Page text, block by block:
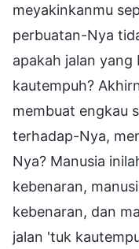
meyakinkanmu
perbuatan-Nya
apakah jalan
kautempuh?
membuat engkau
terhadap-Nya,
Nya? Manusia
kebenaran,
kebenaran, dan
jalan 'tuk